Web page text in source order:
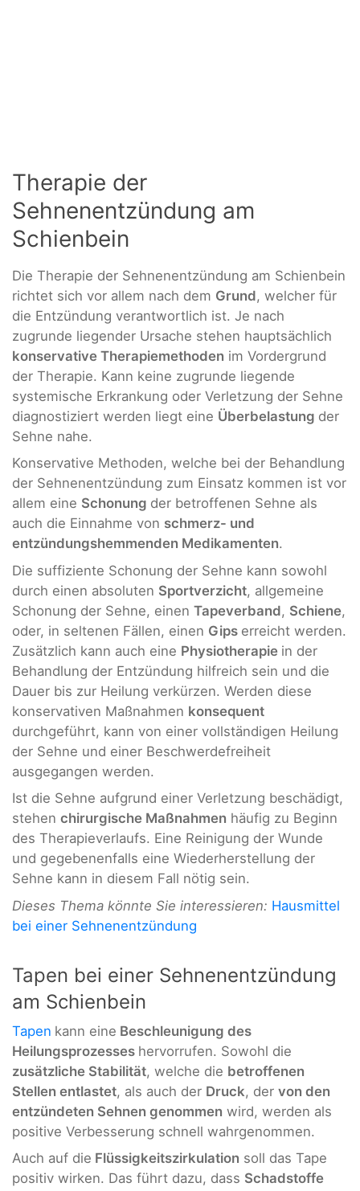
Therapie der
Sehnenentzündung am
Schienbein
Die Therapie der Sehnenentzündung am Schienbein
richtet sich vor allem nach dem Grund, welcher für
die Entzündung verantwortlich ist. Je nach
zugrunde liegender Ursache stehen hauptsächlich
konservative Therapiemethoden im Vordergrund
der Therapie. Kann keine zugrunde liegende
systemische Erkrankung oder Verletzung der Sehne
diagnostiziert werden liegt eine Überbelastung der
Sehne nahe.
Konservative Methoden, welche bei der Behandlung
der Sehnenentzündung zum Einsatz kommen ist vor
allem eine Schonung der betroffenen Sehne als
auch die Einnahme von schmerz- und
entzündungshemmenden Medikamenten.
Die suffiziente Schonung der Sehne kann sowohl
durch einen absoluten Sportverzicht, allgemeine
Schonung der Sehne, einen Tapeverband, Schiene,
oder, in seltenen Fällen, einen Gips erreicht werden.
Zusätzlich kann auch eine Physiotherapie in der
Behandlung der Entzündung hilfreich sein und die
Dauer bis zur Heilung verkürzen. Werden diese
konservativen Maßnahmen konsequent
durchgeführt, kann von einer vollständigen Heilung
der Sehne und einer Beschwerdefreiheit
ausgegangen werden.
Ist die Sehne aufgrund einer Verletzung beschädigt,
stehen chirurgische Maßnahmen häufig zu Beginn
des Therapieverlaufs. Eine Reinigung der Wunde
und gegebenenfalls eine Wiederherstellung der
Sehne kann in diesem Fall nötig sein.
Dieses Thema könnte Sie interessieren: Hausmittel
bei einer Sehnenentzündung
Tapen bei einer Sehnenentzündung
am Schienbein
Tapen kann eine Beschleunigung des
Heilungsprozesses hervorrufen. Sowohl die
zusätzliche Stabilität, welche die betroffenen
Stellen entlastet, als auch der Druck, der von den
entzündeten Sehnen genommen wird, werden als
positive Verbesserung schnell wahrgenommen.
Auch auf die Flüssigkeitszirkulation soll das Tape
positiv wirken. Das führt dazu, dass Schadstoffe